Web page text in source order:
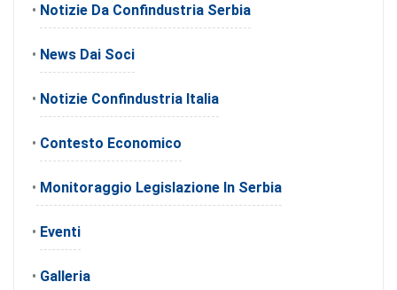
• Notizie Da Confindustria Serbia
• News Dai Soci
• Notizie Confindustria Italia
• Contesto Economico
• Monitoraggio Legislazione In Serbia
• Eventi
• Galleria